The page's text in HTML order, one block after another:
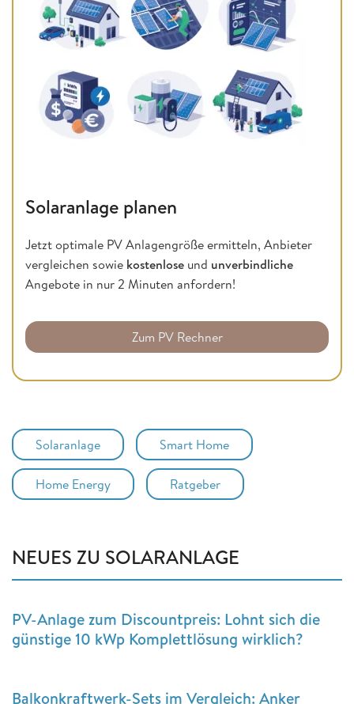
Solaranlage planen
Jetzt optimale PV Anlagengröße ermitteln, Anbieter
vergleichen sowie kostenlose und unverbindliche
Angebote in nur 2 Minuten anfordern!
Zum PV Rechner
Solaranlage Smart Home
Home Energy Ratgeber
NEUES ZU SOLARANLAGE
PV-Anlage zum Discountpreis: Lohnt sich die
günstige 10 kWp Komplettlösung wirklich?
Balkonkraftwerk-Sets im Vergleich: Anker